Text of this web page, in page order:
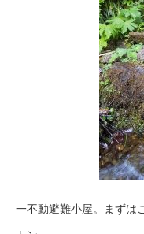
一不動避難小屋。まずは